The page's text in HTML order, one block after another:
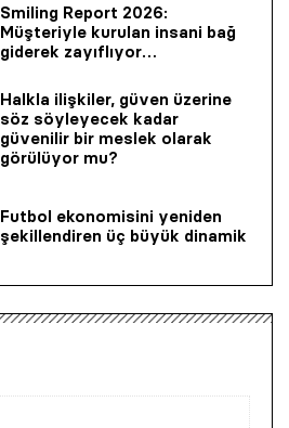
Smiling Report 2026:
Müşteriyle kurulan insani bağ
giderek zayıflıyor…
Halkla ilişkiler, güven üzerine
söz söyleyecek kadar
güvenilir bir mes­lek olarak
görülüyor mu?
Futbol ekonomisini yeniden
şekillendiren üç büyük dinamik